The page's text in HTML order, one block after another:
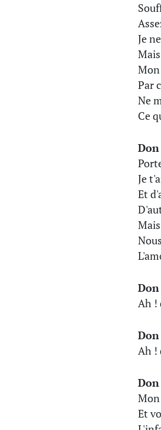
Je
Mon
Par
Ne
Ce
Je
Et
Ah !
Ah !
Et